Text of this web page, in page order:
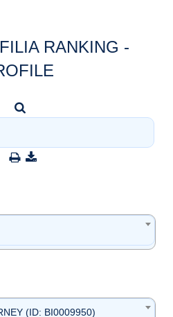
RANKING -
(ID: BI0009950)